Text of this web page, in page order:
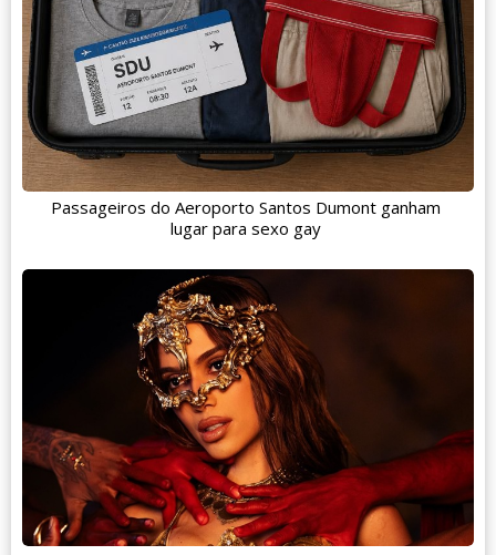
Passageiros do Aeroporto Santos Dumont ganham
lugar para sexo gay